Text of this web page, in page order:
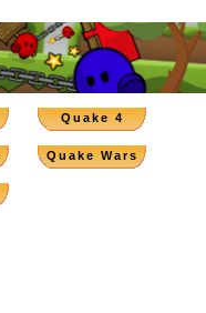
Quake 4
Quake Wars